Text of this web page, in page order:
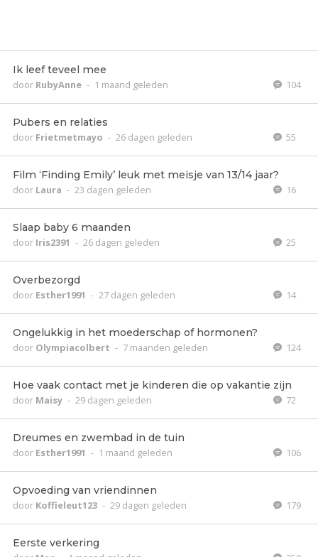
Ik leef teveel mee
door RubyAnne - 1 maand geleden 104
Pubers en relaties
door Frietmetmayo - 26 dagen geleden 55
Film ‘Finding Emily’ leuk met meisje van 13/14 jaar?
door Laura - 23 dagen geleden 16
Slaap baby 6 maanden
door Iris2391 - 26 dagen geleden 25
Overbezorgd
door Esther1991 - 27 dagen geleden 14
Ongelukkig in het moederschap of hormonen?
door Olympiacolbert - 7 maanden geleden 124
Hoe vaak contact met je kinderen die op vakantie zijn
door Maisy - 29 dagen geleden 72
Dreumes en zwembad in de tuin
door Esther1991 - 1 maand geleden 106
Opvoeding van vriendinnen
door Koffieleut123 - 29 dagen geleden 179
Eerste verkering